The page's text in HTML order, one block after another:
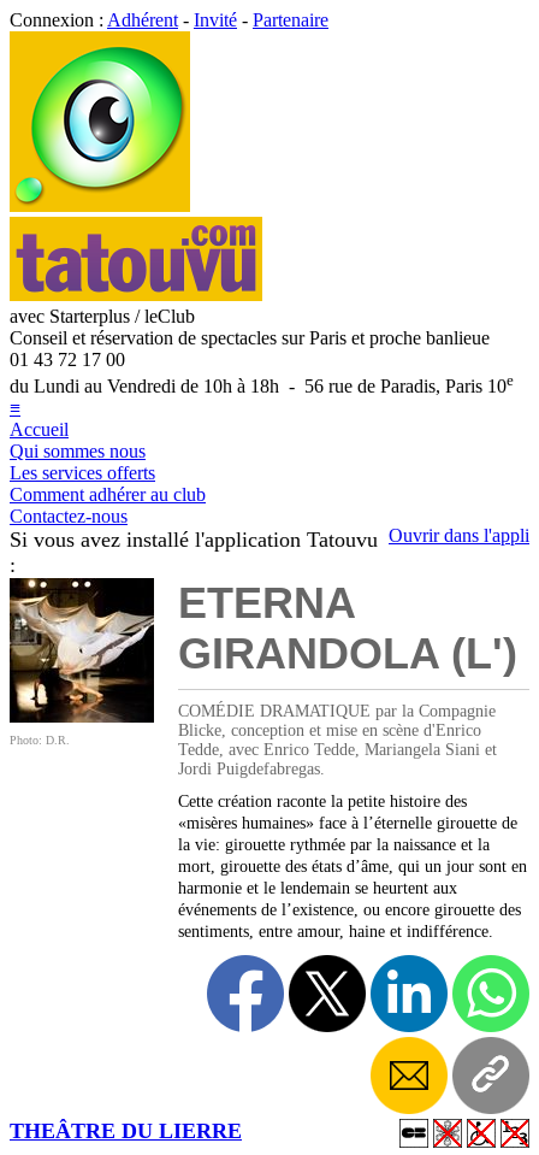
Connexion : Adhérent - Invité - Partenaire
avec Starterplus / leClub
Conseil et réservation de spectacles sur Paris et proche banlieue
01 43 72 17 00
du Lundi au Vendredi de 10h à 18h - 56 rue de Paradis, Paris 10e
≡
Accueil
Qui sommes nous
Les services offerts
Comment adhérer au club
Contactez-nous
Ouvrir dans l'appli
Si vous avez installé l'application Tatouvu
:
Photo: D.R.
ETERNA
GIRANDOLA (L')
COMÉDIE DRAMATIQUE par la Compagnie
Blicke, conception et mise en scène d'Enrico
Tedde, avec Enrico Tedde, Mariangela Siani et
Jordi Puigdefabregas.
Cette création raconte la petite histoire des
«misères humaines» face à l’éternelle girouette de
la vie: girouette rythmée par la naissance et la
mort, girouette des états d’âme, qui un jour sont en
harmonie et le lendemain se heurtent aux
événements de l’existence, ou encore girouette des
sentiments, entre amour, haine et indifférence.
THEÂTRE DU LIERRE